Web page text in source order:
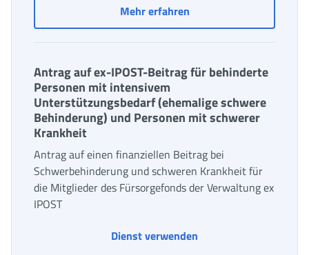
Mehr erfahrenAntrag auf Beitrag bei
Antrag auf ex-IPOST-Beitrag für behinderte
Personen mit intensivem
Unterstützungsbedarf (ehemalige schwere
Behinderung) und Personen mit schwerer
Krankheit
Antrag auf einen finanziellen Beitrag bei
Schwerbehinderung und schweren Krankheit für
die Mitglieder des Fürsorgefonds der Verwaltung ex
IPOST
Dienst verwenden